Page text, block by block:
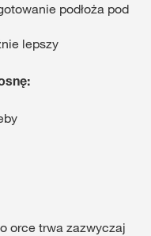
podłoża pod
lepszy
orce trwa zazwyczaj